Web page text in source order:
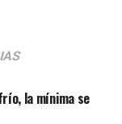
la mínima se